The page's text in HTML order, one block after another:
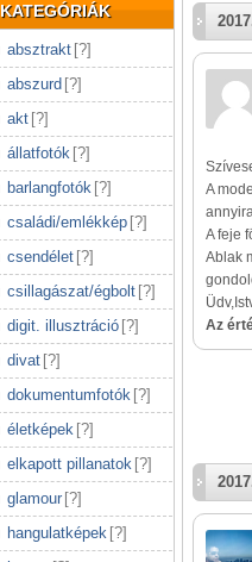
KATEGÓRIÁK
absztrakt [?]
abszurd [?]
akt [?]
állatfotók [?]
barlangfotók [?]
családi/emlékkép [?]
csendélet [?]
csillagászat/égbolt [?]
digit. illusztráció [?]
divat [?]
dokumentumfotók [?]
életképek [?]
elkapott pillanatok [?]
glamour [?]
hangulatképek [?]
A
A feje
Ablak
Az